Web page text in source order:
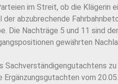
im Streit, ob die Klägerin
abzubrechende
Die Nachträge 5 und 11 sind
gewährten
Sachverständigengutachtens
vom